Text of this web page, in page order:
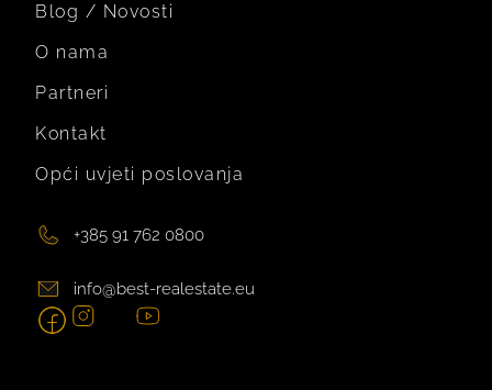
Blog / Novosti
O nama
Partneri
Kontakt
Opći uvjeti poslovanja
+385 91 762 0800
info@best-realestate.eu